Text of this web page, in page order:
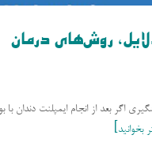
روش‌های درمان
اگر بعد از انجام ایمپلنت دندان با
بخوانید